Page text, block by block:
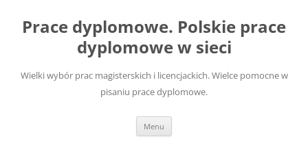
treści
Prace dyplomowe. Polskie prace
dyplomowe w sieci
Wielki wybór prac magisterskich i licencjackich. Wielce pomocne w
pisaniu prace dyplomowe.
Menu